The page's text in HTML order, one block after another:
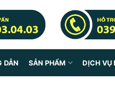
DẪN SẢN PHẨM DỊCH VỤ